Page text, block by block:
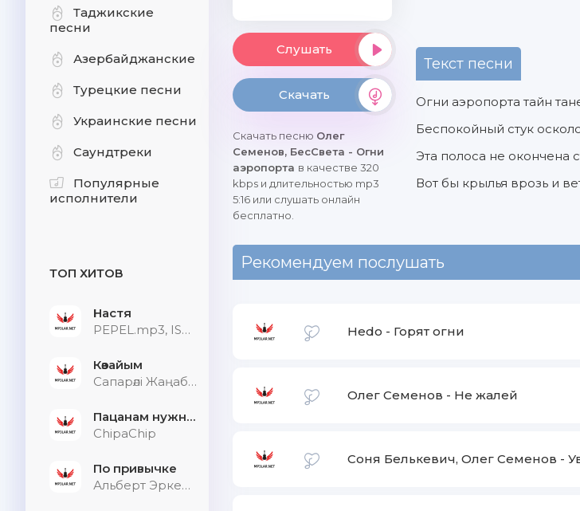
Таджикские
песни
Азербайджанские
Турецкие песни
Украинские песни
Саундтреки
Популярные
исполнители
ТОП ХИТОВ
Настя
PEPEL.mp3, ISVNBITOV, Alfredovich
Көзайым
Сапарәлі Жаңабек
Пацанам нужна дыхалка
ChipaChip
По привычке
Альберт Эркенов
Слушать
Скачать
Скачать песню Олег
Семенов, БесСвета - Огни
аэропорта в качестве 320
kbps и длительностью mp3
5:16 или слушать онлайн
бесплатно.
Текст песни
Огни аэропорта тайн
Беспокойный стук
Эта полоса не окончена
Вот бы крылья врозь и
Рекомендуем послушать
Hedo - Горят огни
Олег Семенов - Не жалей
Соня Белькевич, Олег Семенов -